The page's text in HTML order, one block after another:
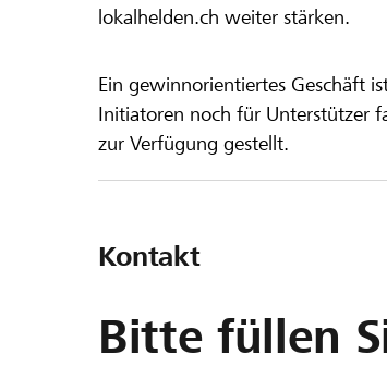
lokalhelden.ch weiter stärken.
Ein gewinnorientiertes Geschäft
Initiatoren noch für Unterstützer
zur Verfügung gestellt.
Kontakt
Bitte füllen